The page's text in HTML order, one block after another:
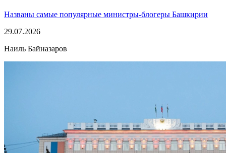
Названы самые популярные министры-блогеры Башкирии
29.07.2026
Наиль Байназаров